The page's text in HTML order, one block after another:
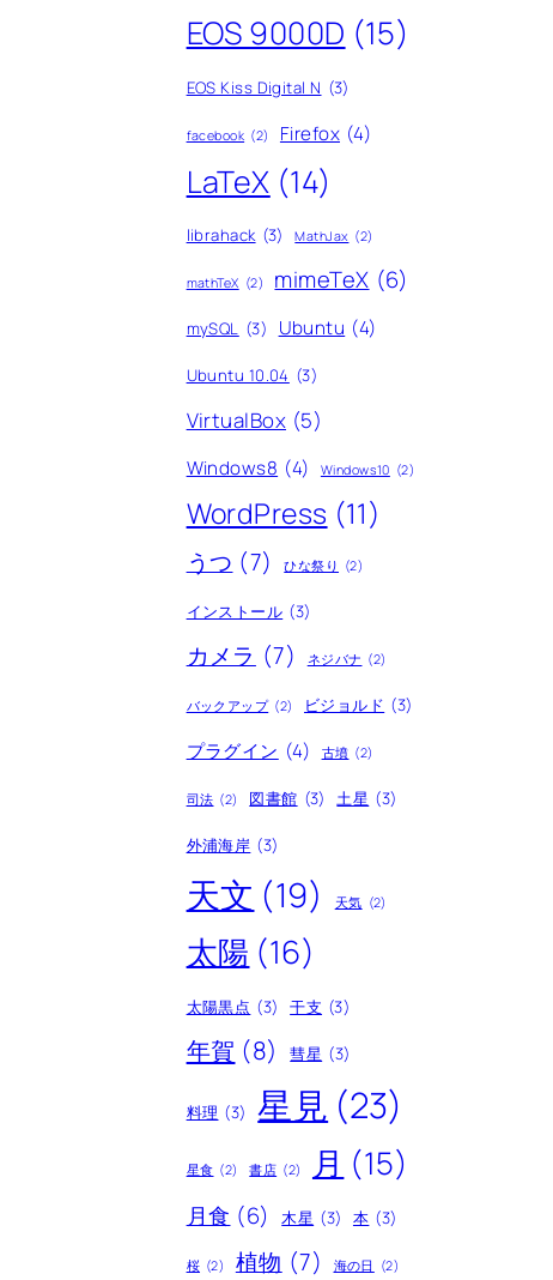
EOS 9000D (15)
EOS Kiss Digital N (3)
facebook (2) Firefox (4)
LaTeX (14)
librahack (3) MathJax (2)
mathTeX (2) mimeTeX (6)
mySQL (3) Ubuntu (4)
Ubuntu 10.04 (3)
VirtualBox (5)
Windows8 (4) Windows10 (2)
WordPress (11)
うつ (7) ひな祭り (2)
インストール (3)
カメラ (7) ネジバナ (2)
バックアップ (2) ビジョルド (3)
プラグイン (4) 古墳 (2)
司法 (2) 図書館 (3) 土星 (3)
外浦海岸 (3)
天文 (19) 天気 (2)
太陽 (16)
太陽黒点 (3) 干支 (3)
年賀 (8) 彗星 (3)
料理 (3) 星見 (23)
星食 (2) 書店 (2) 月 (15)
月食 (6) 木星 (3) 本 (3)
桜 (2) 植物 (7) 海の日 (2)